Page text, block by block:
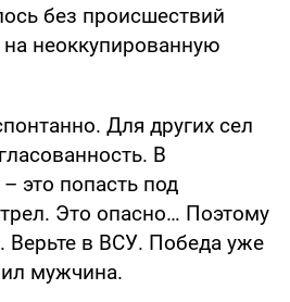
без происшествий
неоккупированную
Для других сел
В
это попасть под
Это опасно… Поэтому
Верьте в ВСУ. Победа уже
мужчина.